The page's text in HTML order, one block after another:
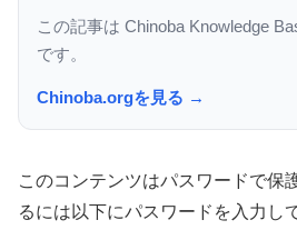
この記事は Chinoba Knowledge
です。
Chinoba.orgを見る →
このコンテンツはパスワードで保
るには以下にパスワードを入力し